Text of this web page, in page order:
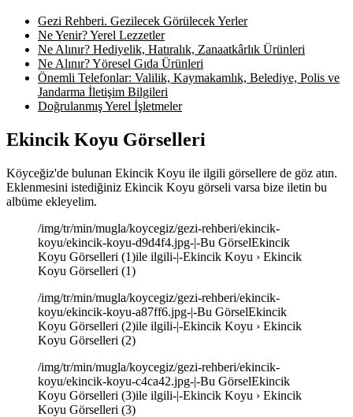
Gezi Rehberi. Gezilecek Görülecek Yerler
Ne Yenir? Yerel Lezzetler
Ne Alınır? Hediyelik, Hatıralık, Zanaatkârlık Ürünleri
Ne Alınır? Yöresel Gıda Ürünleri
Önemli Telefonlar: Valilik, Kaymakamlık, Belediye, Polis ve
Jandarma İletişim Bilgileri
Doğrulanmış Yerel İşletmeler
Ekincik Koyu Görselleri
Köyceğiz'de bulunan Ekincik Koyu ile ilgili görsellere de göz atın.
Eklenmesini istediğiniz Ekincik Koyu görseli varsa bize iletin bu
albüme ekleyelim.
/img/tr/min/mugla/koycegiz/gezi-rehberi/ekincik-
koyu/ekincik-koyu-d9d4f4.jpg-|-Bu GörselEkincik
Koyu Görselleri (1)ile ilgili-|-Ekincik Koyu › Ekincik
Koyu Görselleri (1)
/img/tr/min/mugla/koycegiz/gezi-rehberi/ekincik-
koyu/ekincik-koyu-a87ff6.jpg-|-Bu GörselEkincik
Koyu Görselleri (2)ile ilgili-|-Ekincik Koyu › Ekincik
Koyu Görselleri (2)
/img/tr/min/mugla/koycegiz/gezi-rehberi/ekincik-
koyu/ekincik-koyu-c4ca42.jpg-|-Bu GörselEkincik
Koyu Görselleri (3)ile ilgili-|-Ekincik Koyu › Ekincik
Koyu Görselleri (3)